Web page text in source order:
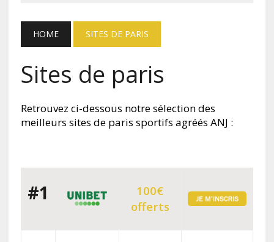
HOME SITES DE PARIS
Sites de paris
Retrouvez ci-dessous notre sélection des
meilleurs sites de paris sportifs agréés ANJ :​
#1
100€
offerts